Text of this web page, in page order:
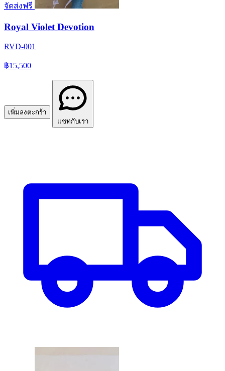
จัดส่งฟรี
Royal Violet Devotion
RVD-001
฿15,500
เพิ่มลงตะกร้า
แชทกับเรา